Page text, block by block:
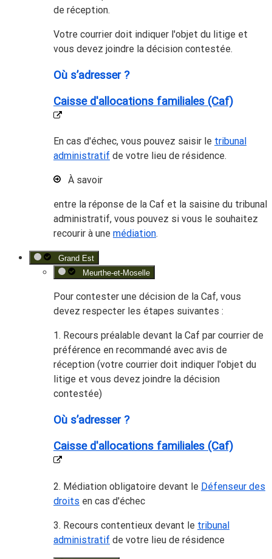
de réception.
Votre courrier doit indiquer l'objet du litige et
vous devez joindre la décision contestée.
Où s’adresser ?
Caisse d'allocations familiales (Caf)
En cas d'échec, vous pouvez saisir le tribunal
administratif de votre lieu de résidence.
À savoir
entre la réponse de la Caf et la saisine du tribunal
administratif, vous pouvez si vous le souhaitez
recourir à une médiation.
Grand Est
Meurthe-et-Moselle
Pour contester une décision de la Caf, vous
devez respecter les étapes suivantes :
1. Recours préalable devant la Caf par courrier de
préférence en recommandé avec avis de
réception (votre courrier doit indiquer l'objet du
litige et vous devez joindre la décision
contestée)
Où s’adresser ?
Caisse d'allocations familiales (Caf)
2. Médiation obligatoire devant le Défenseur des
droits en cas d'échec
3. Recours contentieux devant le tribunal
administratif de votre lieu de résidence